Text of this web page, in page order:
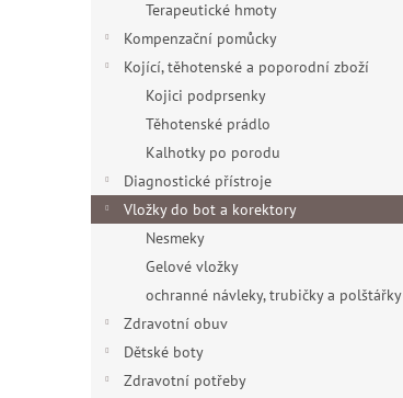
Terapeutické hmoty
Kompenzační pomůcky
Kojící, těhotenské a poporodní zboží
Kojici podprsenky
Těhotenské prádlo
Kalhotky po porodu
Diagnostické přístroje
Vložky do bot a korektory
Nesmeky
Gelové vložky
ochranné návleky, trubičky a polštářky
Zdravotní obuv
Dětské boty
Zdravotní potřeby